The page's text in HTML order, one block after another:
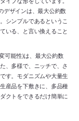
デザインは、最大公約数
シンプルであるというこ
いる、と言い換えること
可能性)は、最大公約数
、多様で、ニッチで、さ
す。モダニズムや大量生
産品を下敷きに、多品種
クトをできるだけ簡単に